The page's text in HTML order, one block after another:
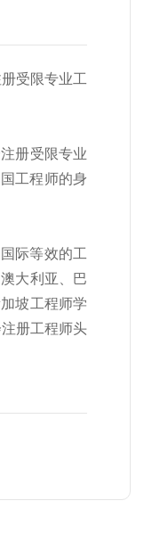
受限专业工
册受限专业
工程师的身
际等效的工
大利亚、巴
坡工程师学
册工程师头